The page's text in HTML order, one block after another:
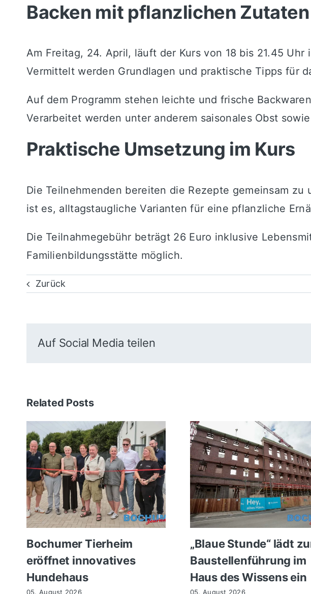
Backen mit pflanzlichen Zutaten
Am Freitag, 24. April, läuft der Kurs von 18 bis 21.45 Uhr
Vermittelt werden Grundlagen und praktische Tipps für
Auf dem Programm stehen leichte und frische
Verarbeitet werden unter anderem saisonales Obst
Praktische Umsetzung im Kurs
Die Teilnehmenden bereiten die Rezepte gemeinsam
ist es, alltagstaugliche Varianten für eine pflanzliche
Die Teilnahmegebühr beträgt 26 Euro inklusive
Familienbildungsstätte möglich.
Zurück
Auf Social Media teilen
Related Posts
Bochumer Tierheim
eröffnet innovatives
Hundehaus
05. August 2026
„Blaue Stunde“ lädt
Baustellenführung im
Haus des Wissens ein
05. August 2026